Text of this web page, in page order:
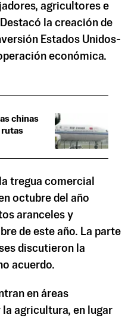
agricultores e
la creación de
Estados Unidos-
económica.
chinas
rutas
tregua comercial
octubre del año
aranceles y
de este año. La parte
discutieron la
acuerdo.
en áreas
agricultura, en lugar